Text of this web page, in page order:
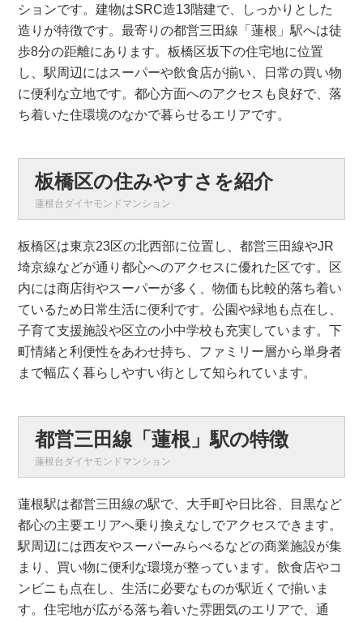
ションです。建物はSRC造13階建で、しっかりとした
造りが特徴です。最寄りの都営三田線「蓮根」駅へは徒
歩8分の距離にあります。板橋区坂下の住宅地に位置
し、駅周辺にはスーパーや飲食店が揃い、日常の買い物
に便利な立地です。都心方面へのアクセスも良好で、落
ち着いた住環境のなかで暮らせるエリアです。
板橋区の住みやすさを紹介
蓮根台ダイヤモンドマンション
板橋区は東京23区の北西部に位置し、都営三田線やJR
埼京線などが通り都心へのアクセスに優れた区です。区
内には商店街やスーパーが多く、物価も比較的落ち着い
ているため日常生活に便利です。公園や緑地も点在し、
子育て支援施設や区立の小中学校も充実しています。下
町情緒と利便性をあわせ持ち、ファミリー層から単身者
まで幅広く暮らしやすい街として知られています。
都営三田線「蓮根」駅の特徴
蓮根台ダイヤモンドマンション
蓮根駅は都営三田線の駅で、大手町や日比谷、目黒など
都心の主要エリアへ乗り換えなしでアクセスできます。
駅周辺には西友やスーパーみらべるなどの商業施設が集
まり、買い物に便利な環境が整っています。飲食店やコ
ンビニも点在し、生活に必要なものが駅近くで揃いま
す。住宅地が広がる落ち着いた雰囲気のエリアで、通